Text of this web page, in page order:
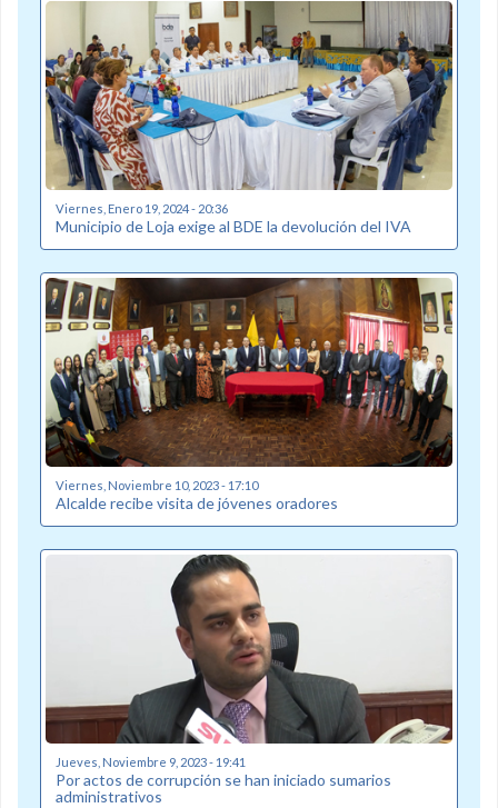
Viernes, Enero 19, 2024 - 20:36
Municipio de Loja exige al BDE la devolución del IVA
Viernes, Noviembre 10, 2023 - 17:10
Alcalde recibe visita de jóvenes oradores
Jueves, Noviembre 9, 2023 - 19:41
Por actos de corrupción se han iniciado sumarios
administrativos